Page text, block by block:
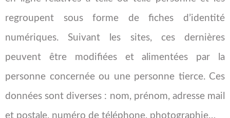
regroupent sous forme de fiches d’identité
numériques. Suivant les sites, ces dernières
peuvent être modifiées et alimentées par la
personne concernée ou une personne tierce. Ces
données sont diverses : nom, prénom, adresse mail
et postale, numéro de téléphone, photographie…